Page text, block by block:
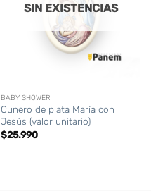
SIN EXISTENCIAS
BABY SHOWER
Cunero de plata María con
Jesús (valor unitario)
$25.990